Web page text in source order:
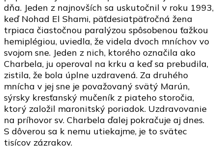
dňa. Jeden z najnovších sa uskutočnil v roku 1993,
keď Nohad El Shami, päťdesiatpäťročná žena
trpiaca čiastočnou paralýzou spôsobenou ťažkou
hemiplégiou, uviedla, že videla dvoch mníchov vo
svojom sne. Jeden z nich, ktorého označila ako
Charbela, ju operoval na krku a keď sa prebudila,
zistila, že bola úplne uzdravená. Za druhého
mnícha v jej sne je považovaný svätý Marún,
sýrsky kresťanský mučeník z piateho storočia,
ktorý založil maronitský poriadok. Uzdravovanie
na príhovor sv. Charbela ďalej pokračuje aj dnes.
S dôverou sa k nemu utiekajme, je to svätec
tisícov zázrakov.